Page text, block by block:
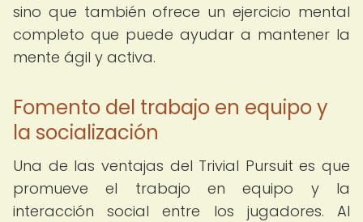
sino que también ofrece un ejercicio mental
completo que puede ayudar a mantener la
mente ágil y activa.
Fomento del trabajo en equipo y
la socialización
Una de las ventajas del Trivial Pursuit es que
promueve el trabajo en equipo y la
interacción social entre los jugadores. Al